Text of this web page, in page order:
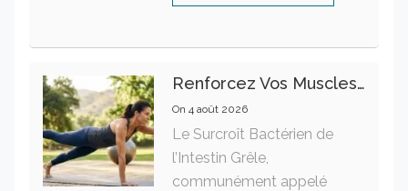
Renforcez Vos Muscles Profonds Pour Apaiser Votre Mal De Dos
On 4 août 2026
Le Surcroît Bactérien de
l’Intestin Grêle,
communément appelé